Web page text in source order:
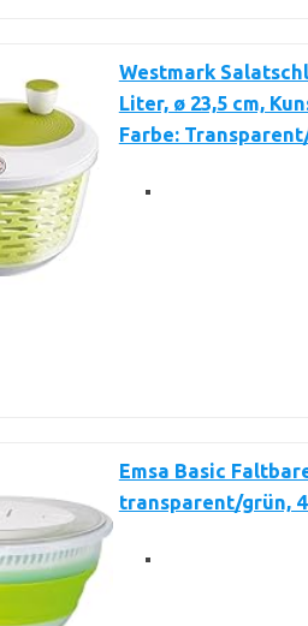
Westmark
Liter, ø 23,5 cm,
Farbe:
Emsa Basic
transparent/grün,